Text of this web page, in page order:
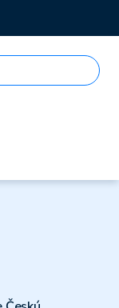
predsa len, ich
do 7. storočia